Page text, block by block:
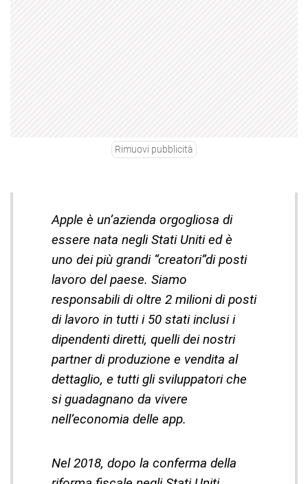
Rimuovi pubblicità
Apple è un’azienda orgogliosa di
essere nata negli Stati Uniti ed è
uno dei più grandi “creatori”di posti
lavoro del paese. Siamo
responsabili di oltre 2 milioni di posti
di lavoro in tutti i 50 stati inclusi i
dipendenti diretti, quelli dei nostri
partner di produzione e vendita al
dettaglio, e tutti gli sviluppatori che
si guadagnano da vivere
nell’economia delle app.
Nel 2018, dopo la conferma della